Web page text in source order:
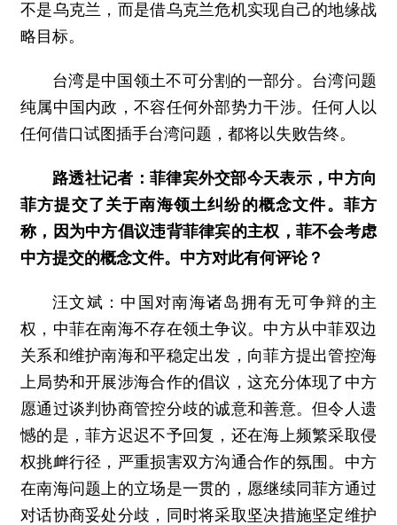
不是乌克兰，而是借乌克兰危机实现自己的地缘战
略目标。
台湾是中国领土不可分割的一部分。台湾问题
纯属中国内政，不容任何外部势力干涉。任何人以
任何借口试图插手台湾问题，都将以失败告终。
路透社记者：菲律宾外交部今天表示，中方向
菲方提交了关于南海领土纠纷的概念文件。菲方
称，因为中方倡议违背菲律宾的主权，菲不会考虑
中方提交的概念文件。中方对此有何评论？
汪文斌： 中国对南海诸岛拥有无可争辩的主
权，中菲在南海不存在领土争议。中方从中菲双边
关系和维护南海和平稳定出发，向菲方提出管控海
上局势和开展涉海合作的倡议，这充分体现了中方
愿通过谈判协商管控分歧的诚意和善意。但令人遗
憾的是，菲方迟迟不予回复，还在海上频繁采取侵
权挑衅行径，严重损害双方沟通合作的氛围。中方
在南海问题上的立场是一贯的，愿继续同菲方通过
对话协商妥处分歧，同时将采取坚决措施坚定维护